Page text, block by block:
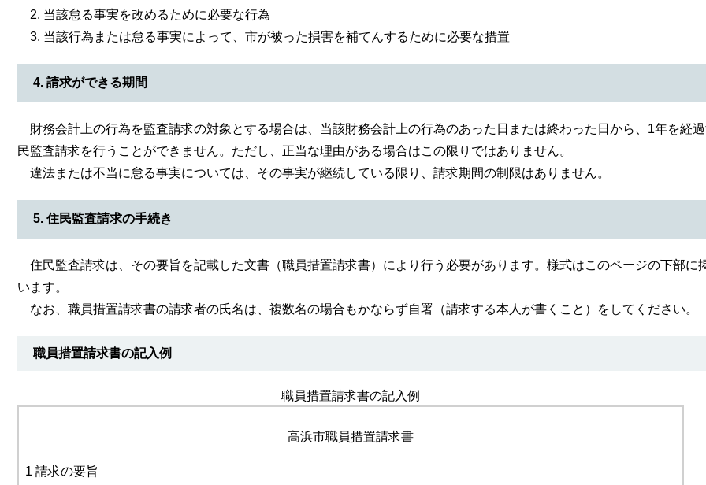
2. 当該怠る事実を改めるために必要な行為
3. 当該行為または怠る事実によって、市が被った損害を補てんするために必要な措置
4. 請求ができる期間
財務会計上の行為を監査請求の対象とする場合は、当該財務会計上の行為のあった日または終わった日から、1年を経
民監査請求を行うことができません。ただし、正当な理由がある場合はこの限りではありません。
違法または不当に怠る事実については、その事実が継続している限り、請求期間の制限はありません。
5. 住民監査請求の手続き
住民監査請求は、その要旨を記載した文書（職員措置請求書）により行う必要があります。様式はこのページの下部に
います。
なお、職員措置請求書の請求者の氏名は、複数名の場合もかならず自署（請求する本人が書くこと）をしてください。
職員措置請求書の記入例
職員措置請求書の記入例
高浜市職員措置請求書
1 請求の要旨